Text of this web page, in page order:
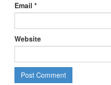
Email *
Website